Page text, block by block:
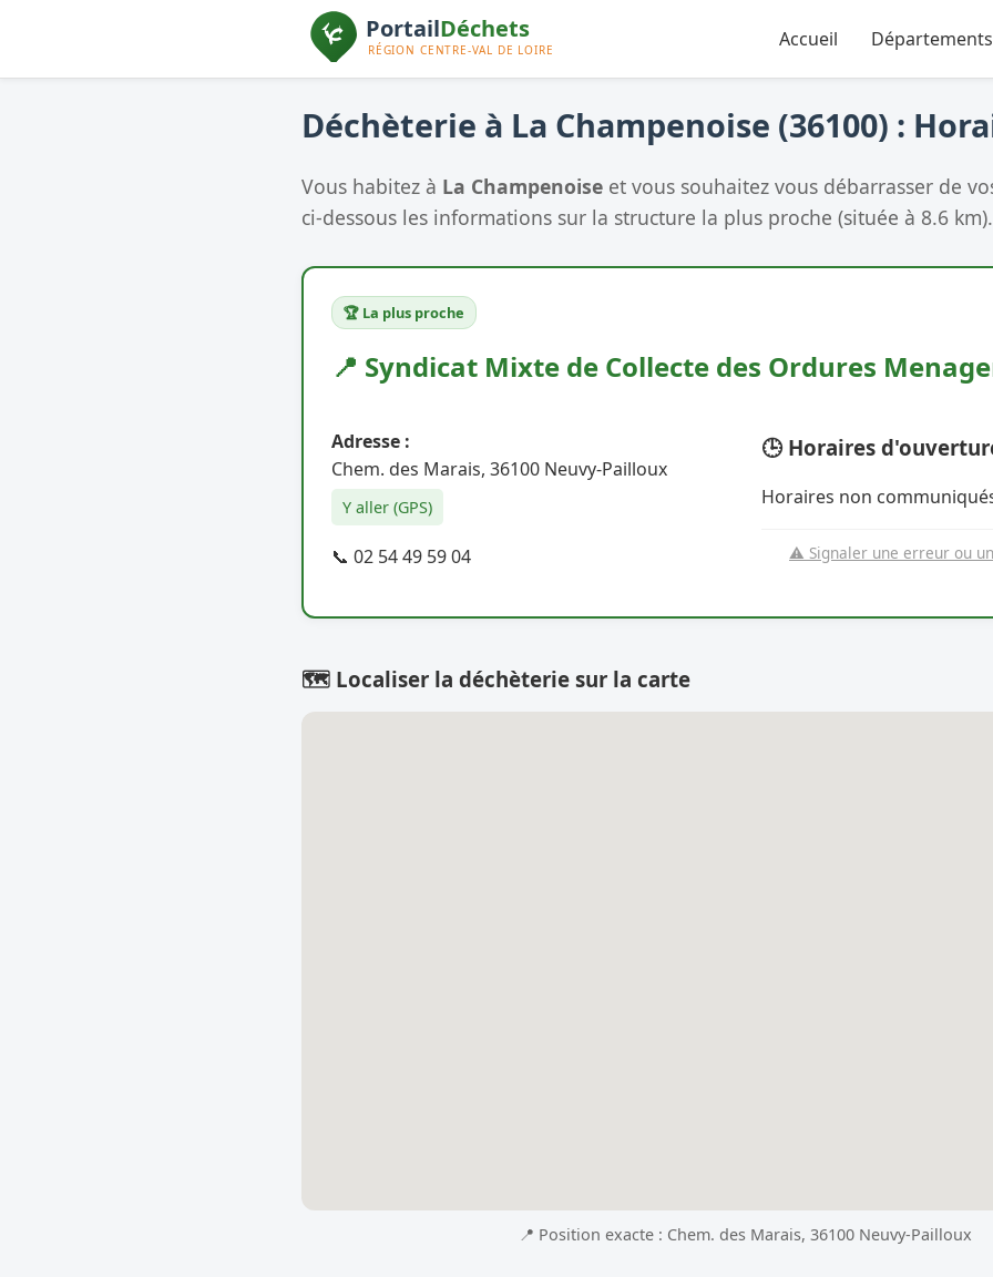
Accueil
Déchèterie à La Champenoise (36100) :
Vous habitez à La Champenoise et vous souhaitez vous débarrasser de
ci-dessous les informations sur la structure la plus proche (située à 8.6 km).
🏆 La plus proche
📍 Syndicat Mixte de Collecte des Ordures
Adresse :
Chem. des Marais, 36100 Neuvy-Pailloux
Y aller (GPS)
📞 02 54 49 59 04
🕒 Horaires
Horaires non
⚠️ Signaler une erreur ou
🗺️ Localiser la déchèterie sur la carte
📍 Position exacte : Chem. des Marais, 36100 Neuvy-Pailloux